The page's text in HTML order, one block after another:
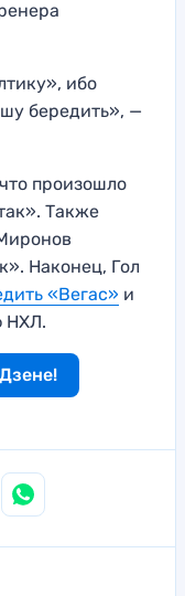
ибо
бередить», —
произошло
Также
Наконец, Гол
«Вегас» и
НХЛ.